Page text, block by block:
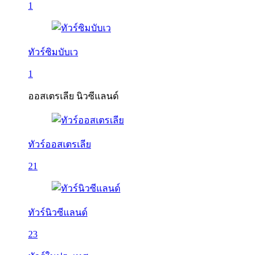
1
ทัวร์ซิมบับเว
1
ออสเตรเลีย นิวซีแลนด์
ทัวร์ออสเตรเลีย
21
ทัวร์นิวซีแลนด์
23